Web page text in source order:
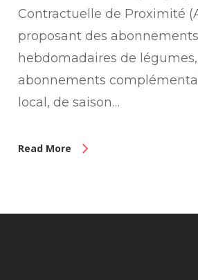
Contractuelle de Proximité
proposant des
hebdomadaires de
abonnements
local, de saison…
Read More